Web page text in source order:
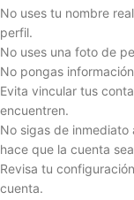
No uses tu nombre
perfil.
No uses una foto de
No pongas
Evita vincular tus
encuentren.
No sigas de
hace que la cuenta
Revisa tu
cuenta.